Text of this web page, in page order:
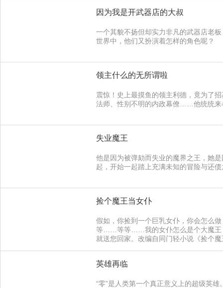
因为我是开武器店的大叔
一个其貌不扬但却实力非凡的武器店老
世界中，他们又扮演着怎样的角色呢？
领主什么的无所谓啦
震惊！史上最摸鱼的领主利德，竟为了
法师、性别不明的内政幕僚……他统统来
失业魔王
他是因为被弹劾而失业的魔界之王，她
起，开始一起踏上充满未知的冒险与还
捡个魔王当女仆
假如，你捡到一个巨乳女仆，你会怎么
等……等等……我的女仆怎么是个大魔王
就送您回家。改编自同门轻小说《捡个
英雄再临
“零”是人类第一个真正意义上的超级英